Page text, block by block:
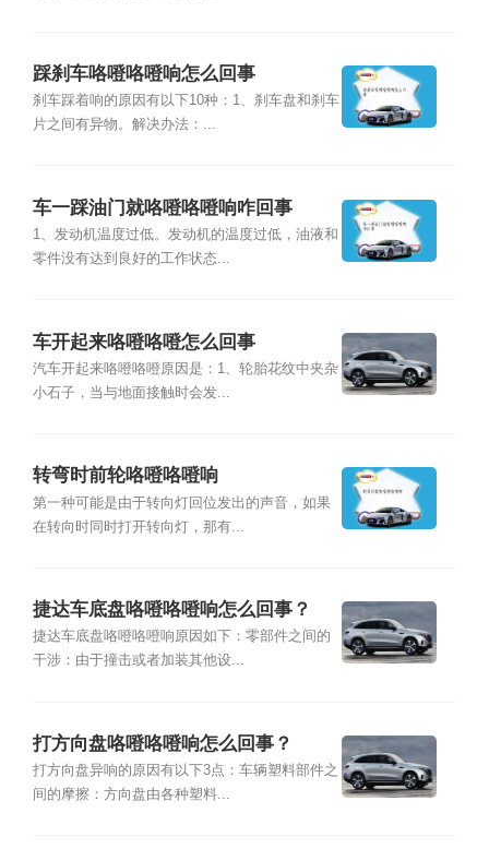
踩刹车咯噔咯噔响怎么回事
刹车踩着响的原因有以下10种：1、刹车盘和刹车
片之间有异物。解决办法：...
车一踩油门就咯噔咯噔响咋回事
1、发动机温度过低。发动机的温度过低，油液和
零件没有达到良好的工作状态...
车开起来咯噔咯噔怎么回事
汽车开起来咯噔咯噔原因是：1、轮胎花纹中夹杂
小石子，当与地面接触时会发...
转弯时前轮咯噔咯噔响
第一种可能是由于转向灯回位发出的声音，如果
在转向时同时打开转向灯，那有...
捷达车底盘咯噔咯噔响怎么回事？
捷达车底盘咯噔咯噔响原因如下：零部件之间的
干涉：由于撞击或者加装其他设...
打方向盘咯噔咯噔响怎么回事？
打方向盘异响的原因有以下3点：车辆塑料部件之
间的摩擦：方向盘由各种塑料...